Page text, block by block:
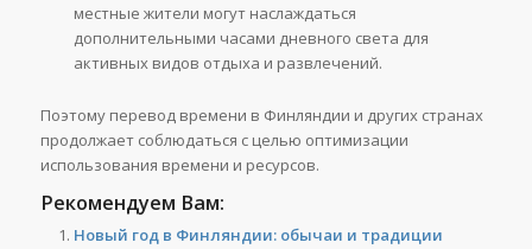
местные жители могут наслаждаться
дополнительными часами дневного света для
активных видов отдыха и развлечений.
Поэтому перевод времени в Финляндии и других странах
продолжает соблюдаться с целью оптимизации
использования времени и ресурсов.
Рекомендуем Вам:
Новый год в Финляндии: обычаи и традиции